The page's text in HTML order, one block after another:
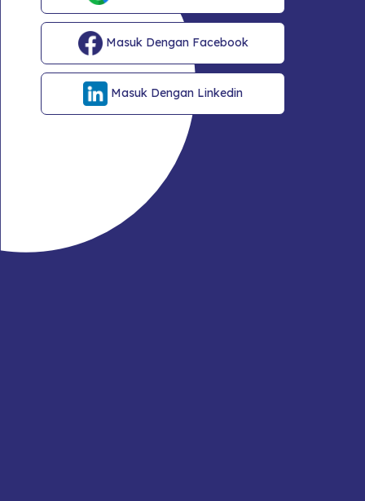
Masuk Dengan Facebook
Masuk Dengan Linkedin